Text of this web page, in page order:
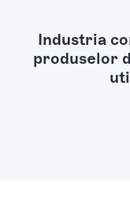
Industria
produselor